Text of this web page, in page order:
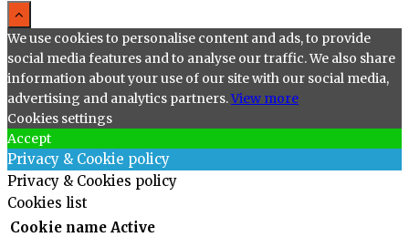
We use cookies to personalise content and ads, to provide
social media features and to analyse our traffic. We also share
information about your use of our site with our social media,
advertising and analytics partners.View more
Cookies settings
Accept
Privacy & Cookie policy
Privacy & Cookies policy
Cookies list
Cookie name Active